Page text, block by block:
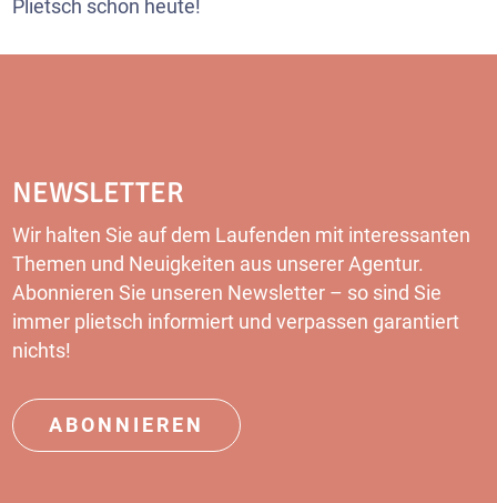
Plietsch schon heute!
NEWSLETTER
Wir halten Sie auf dem Laufenden mit interessanten
Themen und Neuigkeiten aus unserer Agentur.
Abonnieren Sie unseren Newsletter – so sind Sie
immer plietsch informiert und verpassen garantiert
nichts!
ABONNIEREN